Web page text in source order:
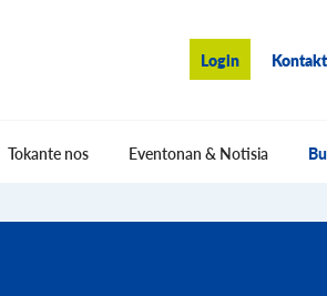
Login
Tokante nos Eventonan & Notisia